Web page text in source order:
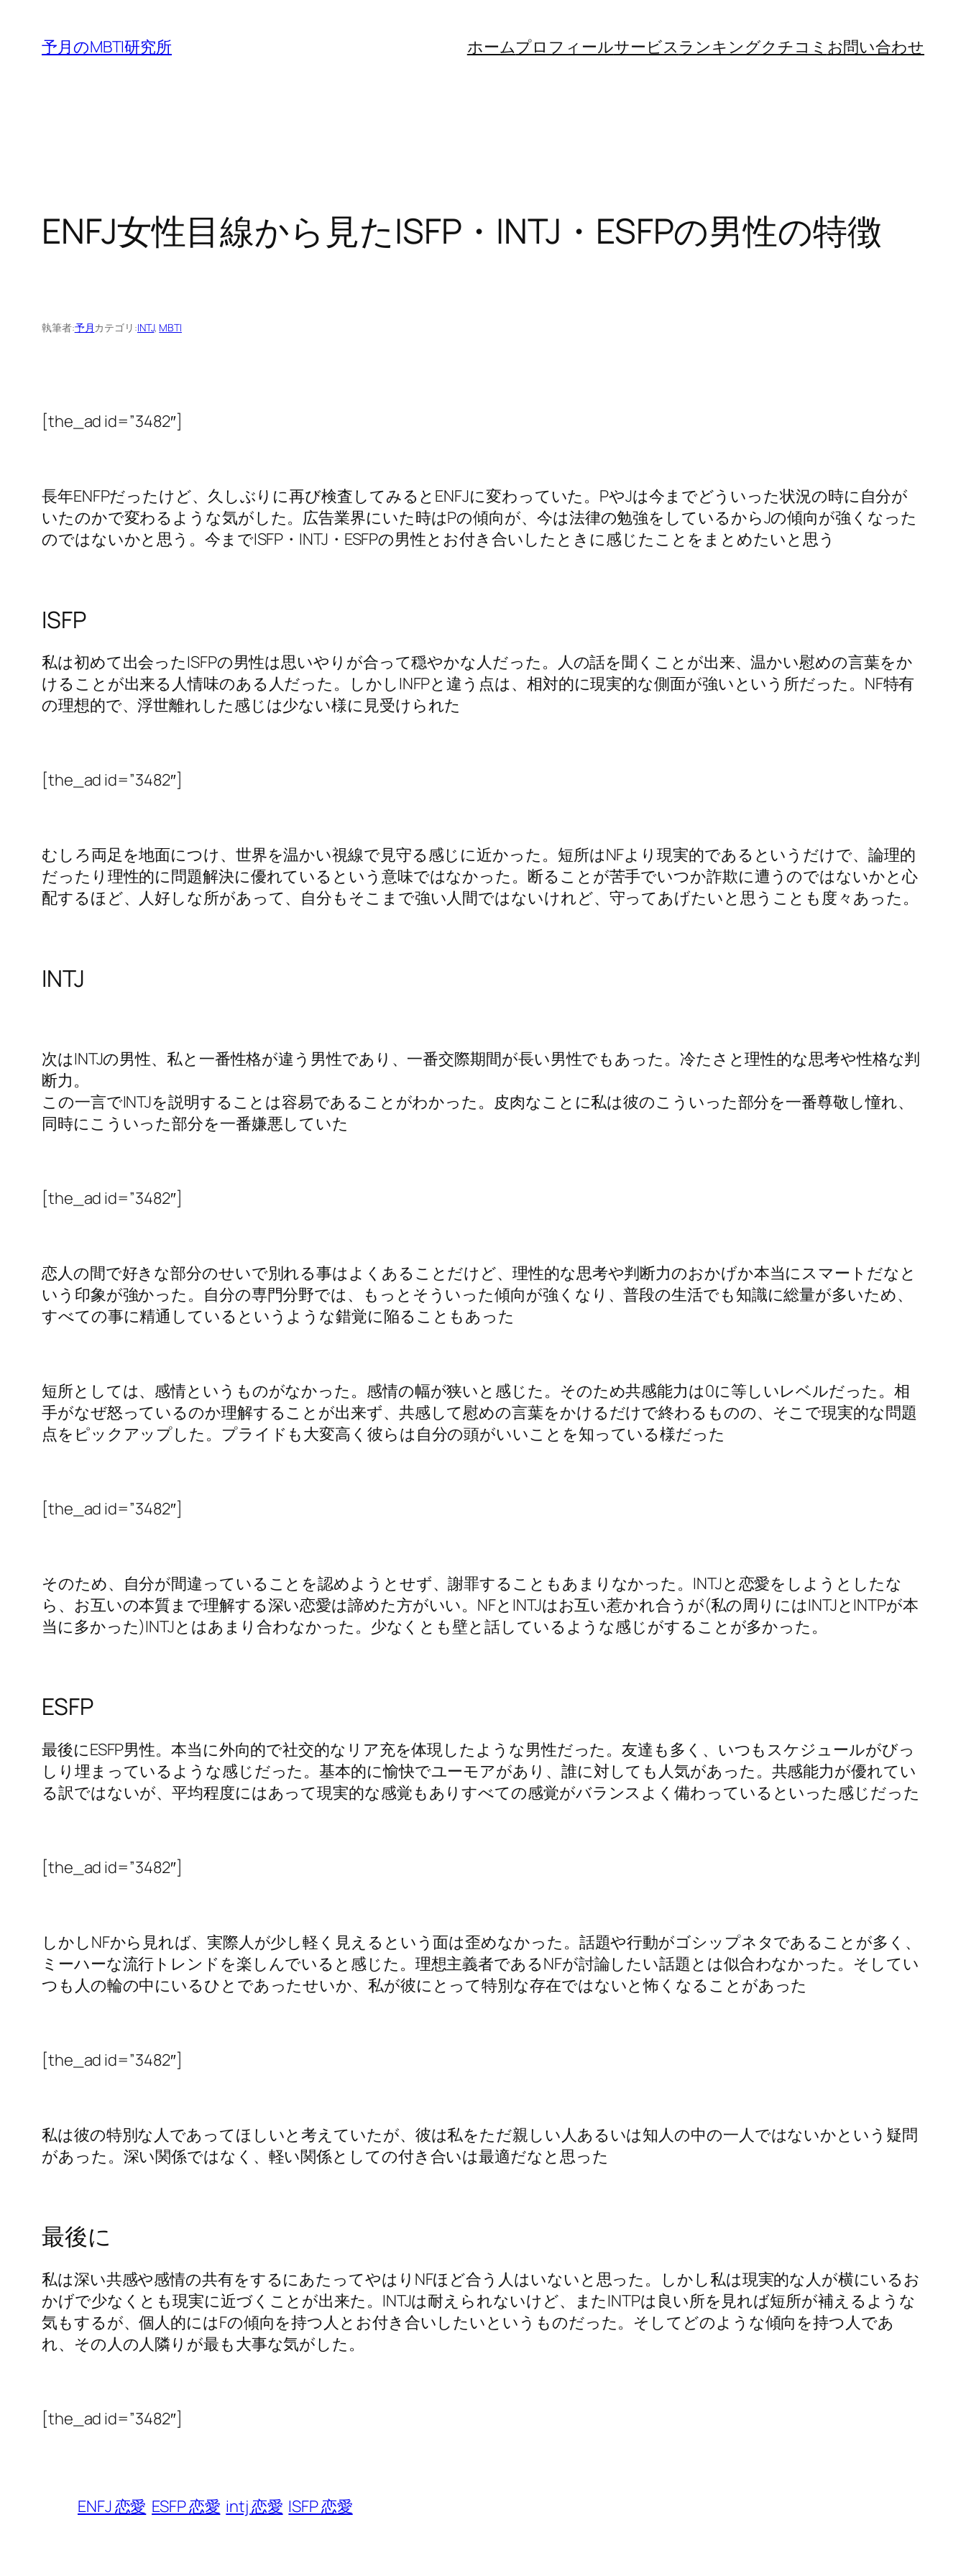
予月のMBTI研究所 ホームプロフィールサービスランキングクチコミ お問い合わせ
ENFJ女性目線から見たISFP・INTJ・ESFPの男性の特徴
執筆者:予月 カテゴリ:INTJ, MBTI
[the_ad id=”3482″]
長年ENFPだったけど、久しぶりに再び検査してみるとENFJに変わっていた。PやJは今までどういった状況の時に自分が
いたのかで変わるような気がした。広告業界にいた時はPの傾向が、今は法律の勉強をしているからJの傾向が強くなった
のではないかと思う。今までISFP・INTJ・ESFPの男性とお付き合いしたときに感じたことをまとめたいと思う
ISFP
私は初めて出会ったISFPの男性は思いやりが合って穏やかな人だった。人の話を聞くことが出来、温かい慰めの言葉をか
けることが出来る人情味のある人だった。しかしINFPと違う点は、相対的に現実的な側面が強いという所だった。NF特有
の理想的で、浮世離れした感じは少ない様に見受けられた
[the_ad id=”3482″]
むしろ両足を地面につけ、世界を温かい視線で見守る感じに近かった。短所はNFより現実的であるというだけで、論理的
だったり理性的に問題解決に優れているという意味ではなかった。断ることが苦手でいつか詐欺に遭うのではないかと心
配するほど、人好しな所があって、自分もそこまで強い人間ではないけれど、守ってあげたいと思うことも度々あった。
INTJ
次はINTJの男性、私と一番性格が違う男性であり、一番交際期間が長い男性でもあった。冷たさと理性的な思考や性格な判
断力。
この一言でINTJを説明することは容易であることがわかった。皮肉なことに私は彼のこういった部分を一番尊敬し憧れ、
同時にこういった部分を一番嫌悪していた
[the_ad id=”3482″]
恋人の間で好きな部分のせいで別れる事はよくあることだけど、理性的な思考や判断力のおかげか本当にスマートだなと
いう印象が強かった。自分の専門分野では、もっとそういった傾向が強くなり、普段の生活でも知識に総量が多いため、
すべての事に精通しているというような錯覚に陥ることもあった
短所としては、感情というものがなかった。感情の幅が狭いと感じた。そのため共感能力は0に等しいレベルだった。相
手がなぜ怒っているのか理解することが出来ず、共感して慰めの言葉をかけるだけで終わるものの、そこで現実的な問題
点をピックアップした。プライドも大変高く彼らは自分の頭がいいことを知っている様だった
[the_ad id=”3482″]
そのため、自分が間違っていることを認めようとせず、謝罪することもあまりなかった。INTJと恋愛をしようとしたな
ら、お互いの本質まで理解する深い恋愛は諦めた方がいい。NFとINTJはお互い惹かれ合うが(私の周りにはINTJとINTPが本
当に多かった)INTJとはあまり合わなかった。少なくとも壁と話しているような感じがすることが多かった。
ESFP
最後にESFP男性。本当に外向的で社交的なリア充を体現したような男性だった。友達も多く、いつもスケジュールがびっ
しり埋まっているような感じだった。基本的に愉快でユーモアがあり、誰に対しても人気があった。共感能力が優れてい
る訳ではないが、平均程度にはあって現実的な感覚もありすべての感覚がバランスよく備わっているといった感じだった
[the_ad id=”3482″]
しかしNFから見れば、実際人が少し軽く見えるという面は歪めなかった。話題や行動がゴシップネタであることが多く、
ミーハーな流行トレンドを楽しんでいると感じた。理想主義者であるNFが討論したい話題とは似合わなかった。そしてい
つも人の輪の中にいるひとであったせいか、私が彼にとって特別な存在ではないと怖くなることがあった
[the_ad id=”3482″]
私は彼の特別な人であってほしいと考えていたが、彼は私をただ親しい人あるいは知人の中の一人ではないかという疑問
があった。深い関係ではなく、軽い関係としての付き合いは最適だなと思った
最後に
私は深い共感や感情の共有をするにあたってやはりNFほど合う人はいないと思った。しかし私は現実的な人が横にいるお
かげで少なくとも現実に近づくことが出来た。INTJは耐えられないけど、またINTPは良い所を見れば短所が補えるような
気もするが、個人的にはFの傾向を持つ人とお付き合いしたいというものだった。そしてどのような傾向を持つ人であ
れ、その人の人隣りが最も大事な気がした。
[the_ad id=”3482″]
ENFJ 恋愛 ESFP 恋愛 intj 恋愛 ISFP 恋愛